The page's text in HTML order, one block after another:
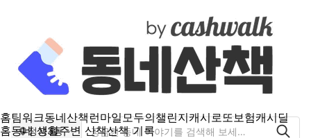
홈팀워크동네산책런마일모두의챌린지캐시로또보험캐시딜
홈동네 생활주변 산책산책 기록
정자3동